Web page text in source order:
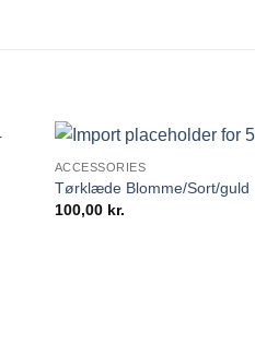
ACCESSORIES
Tørklæde Blomme/Sort/guld
100,00 kr.